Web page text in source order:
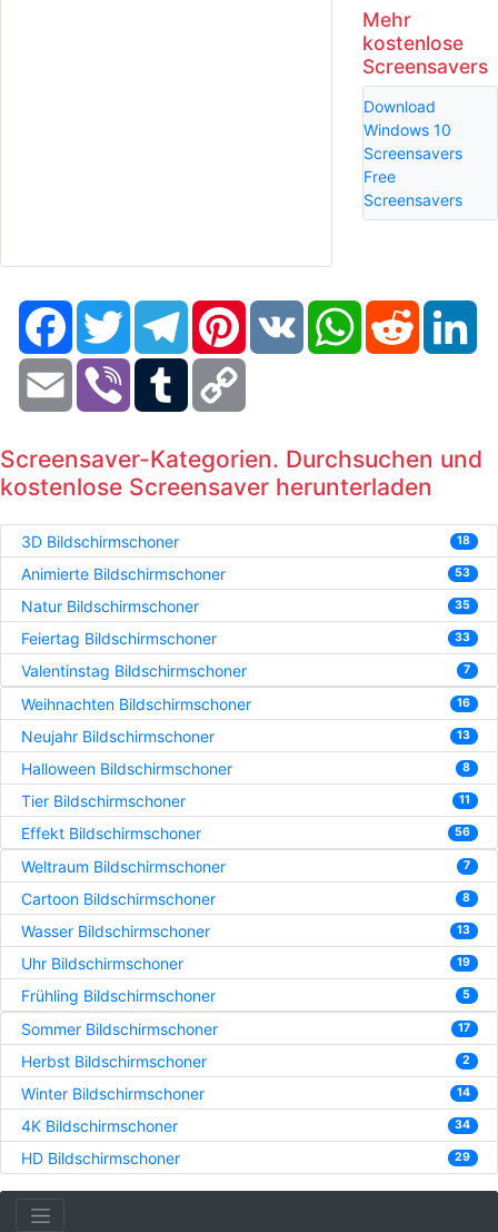
Mehr
kostenlose
Screensavers
Download
Windows 10
Screensavers
Free
Screensavers
FacebookTwitter TelegramPinterestVK WhatsAppReddit
Email Viber Tumblr
Screensaver-Kategorien. Durchsuchen und
kostenlose Screensaver herunterladen
3D Bildschirmschoner 18
Animierte Bildschirmschoner 53
Natur Bildschirmschoner 35
Feiertag Bildschirmschoner 33
Valentinstag Bildschirmschoner 7
Weihnachten Bildschirmschoner 16
Neujahr Bildschirmschoner 13
Halloween Bildschirmschoner 8
Tier Bildschirmschoner 11
Effekt Bildschirmschoner 56
Weltraum Bildschirmschoner 7
Cartoon Bildschirmschoner 8
Wasser Bildschirmschoner 13
Uhr Bildschirmschoner 19
Frühling Bildschirmschoner 5
Sommer Bildschirmschoner 17
Herbst Bildschirmschoner 2
Winter Bildschirmschoner 14
4K Bildschirmschoner 34
HD Bildschirmschoner 29